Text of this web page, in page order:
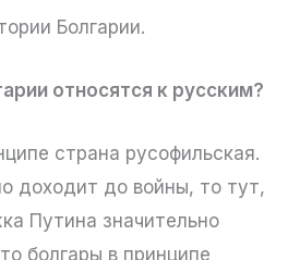
Болгарии.
относятся к русским?
страна русофильская.
доходит до войны, то тут,
Путина значительно
болгары в принципе